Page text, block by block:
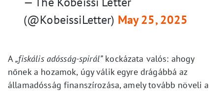
(@KobeissiLetter) May 25, 2025
A„fiskális adósság-spirál”kockázata valós: ahogy
nőnek a hozamok, úgy válik egyre drágábbá az
államadósság finanszírozása, amely tovább növeli a